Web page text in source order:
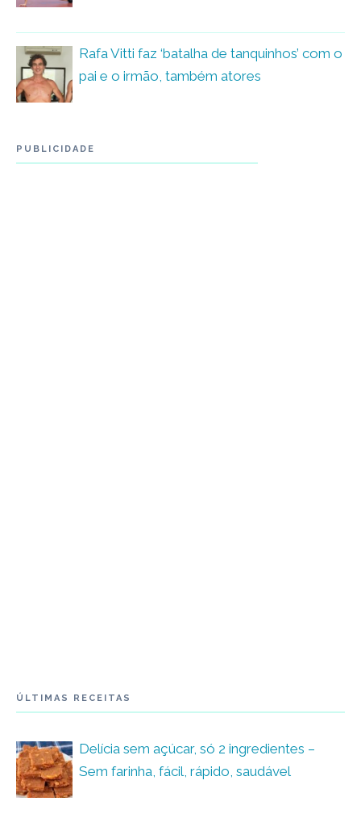
Rafa Vitti faz ‘batalha de tanquinhos’ com o
pai e o irmão, também atores
PUBLICIDADE
ÚLTIMAS RECEITAS
Delícia sem açúcar, só 2 ingredientes –
Sem farinha, fácil, rápido, saudável